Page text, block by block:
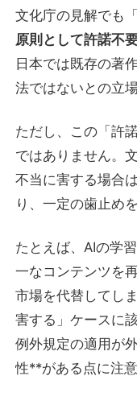
文化庁の見解でも「
原則として許諾不
日本では既存の著
法ではないとの立
ただし、この「許
ではありません。
不当に害する場合
り、一定の歯止め
たとえば、AIの学
一なコンテンツを
市場を代替してし
害する」ケースに
例外規定の適用が
性**がある点に注意